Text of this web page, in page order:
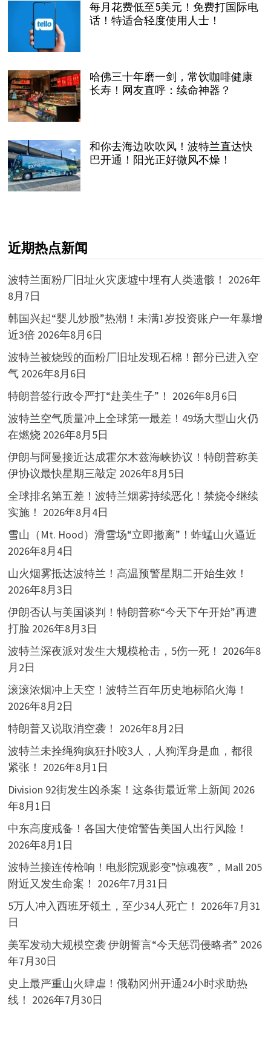
每月花费低至5美元！免费打国际电
话！特适合轻度使用人士！
哈佛三十年磨一剑，常饮咖啡健康
长寿！网友直呼：续命神器？
和你去海边吹吹风！波特兰直达快
巴开通！阳光正好微风不燥！
近期热点新闻
波特兰面粉厂旧址火灾废墟中埋有人类遗骸！ 2026年
8月7日
韩国兴起“婴儿炒股”热潮！未满1岁投资账户一年暴增
近3倍 2026年8月6日
波特兰被烧毁的面粉厂旧址发现石棉！部分已进入空
气 2026年8月6日
特朗普签行政令严打“赴美生子”！ 2026年8月6日
波特兰空气质量冲上全球第一最差！49场大型山火仍
在燃烧 2026年8月5日
伊朗与阿曼接近达成霍尔木兹海峡协议！特朗普称美
伊协议最快星期三敲定 2026年8月5日
全球排名第五差！波特兰烟雾持续恶化！禁烧令继续
实施！ 2026年8月4日
雪山（Mt. Hood）滑雪场“立即撤离”！蚱蜢山火逼近
2026年8月4日
山火烟雾抵达波特兰！高温预警星期二开始生效！
2026年8月3日
伊朗否认与美国谈判！特朗普称“今天下午开始”再遭
打脸 2026年8月3日
波特兰深夜派对发生大规模枪击，5伤一死！ 2026年8
月2日
滚滚浓烟冲上天空！波特兰百年历史地标陷火海！
2026年8月2日
特朗普又说取消空袭！ 2026年8月2日
波特兰未拴绳狗疯狂扑咬3人，人狗浑身是血，都很
紧张！ 2026年8月1日
Division 92街发生凶杀案！这条街最近常上新闻 2026
年8月1日
中东高度戒备！各国大使馆警告美国人出行风险！
2026年8月1日
波特兰接连传枪响！电影院观影变”惊魂夜”，Mall 205
附近又发生命案！ 2026年7月31日
5万人冲入西班牙领土，至少34人死亡！ 2026年7月31
日
美军发动大规模空袭 伊朗誓言“今天惩罚侵略者” 2026
年7月30日
史上最严重山火肆虐！俄勒冈州开通24小时求助热
线！ 2026年7月30日